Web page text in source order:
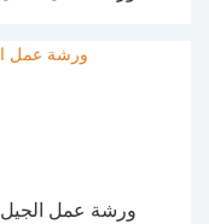
ورشة عمل الجيل